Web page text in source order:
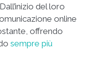
del loro
online
offrendo
sempre più